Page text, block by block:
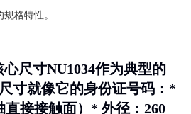
格特性。
尺寸NU1034作为典型的
寸就像它的身份证号码：*
直接接触面）* 外径 ：260